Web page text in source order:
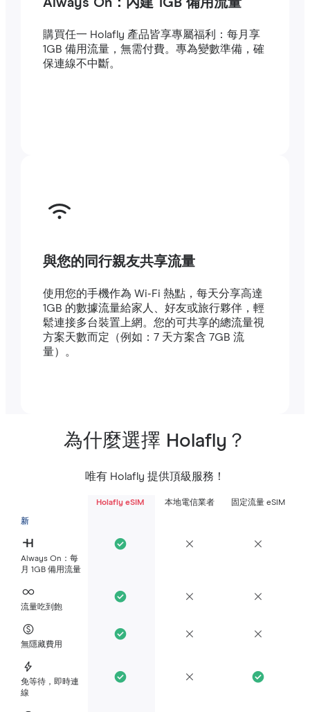
Always On：內建 1GB 備用流量
購買任一 Holafly 產品皆享專屬福利：每月享
1GB 備用流量，無需付費。專為變數準備，確
保連線不中斷。
與您的同行親友共享流量
使用您的手機作為 Wi-Fi 熱點，每天分享高達
1GB 的數據流量給家人、好友或旅行夥伴，輕
鬆連接多台裝置上網。您的可共享的總流量視
方案天數而定（例如：7 天方案含 7GB 流
量）。
為什麼選擇 Holafly？
唯有 Holafly 提供頂級服務！
Holafly eSIM 本地電信業者 固定流量 eSIM
新
Always On：每
月 1GB 備用流量
流量吃到飽
無隱藏費用
免等待，即時連
線